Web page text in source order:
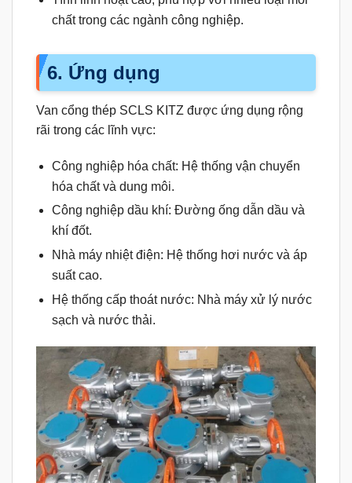
chất trong các ngành công nghiệp.
6. Ứng dụng
Van cổng thép SCLS KITZ được ứng dụng rộng
rãi trong các lĩnh vực:
Công nghiệp hóa chất: Hệ thống vận chuyển
hóa chất và dung môi.
Công nghiệp dầu khí: Đường ống dẫn dầu và
khí đốt.
Nhà máy nhiệt điện: Hệ thống hơi nước và áp
suất cao.
Hệ thống cấp thoát nước: Nhà máy xử lý nước
sạch và nước thải.